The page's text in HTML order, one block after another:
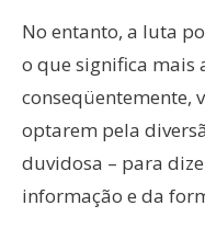
No entanto, a luta
o que significa mais
conseqüentemente,
optarem pela
duvidosa – para
informação e da